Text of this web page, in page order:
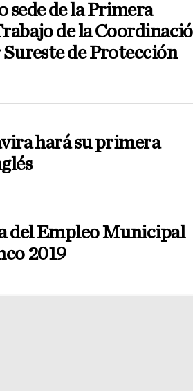
sede de la Primera
de la
de Protección
hará su primera
del Empleo Municipal
2019